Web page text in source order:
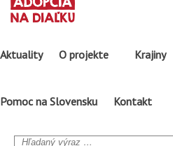
Aktuality O projekte Krajiny
Pomoc na Slovensku Kontakt